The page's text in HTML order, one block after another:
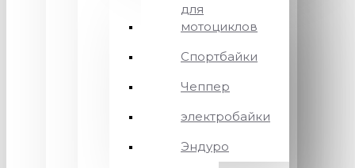
для
мотоциклов
Спортбайки
Чеппер
электробайки
Эндуро